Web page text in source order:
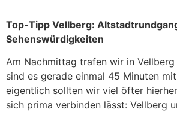
Top-Tipp Vellberg:
Sehenswürdigkeiten
Am Nachmittag trafen wir in Vellberg
sind es gerade einmal 45 Minuten
eigentlich sollten wir viel öfter
sich prima verbinden lässt: Vellberg